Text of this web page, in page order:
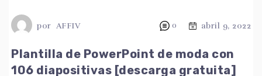
por AFFIV 0 abril 9, 2022
Plantilla de PowerPoint de moda con
106 diapositivas [descarga gratuita]